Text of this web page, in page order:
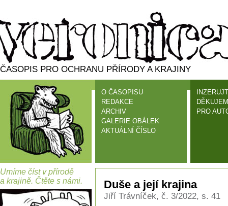
ČASOPIS PRO OCHRANU PŘÍRODY A KRAJINY
O ČASOPISU
REDAKCE
ARCHIV
GALERIE OBÁLEK
AKTUÁLNÍ ČÍSLO
PRO
Umíme číst v přírodě
a krajině. Čtěte s námi.
Duše a její krajina
Jiří Trávníček, č. 3/2022, s. 41